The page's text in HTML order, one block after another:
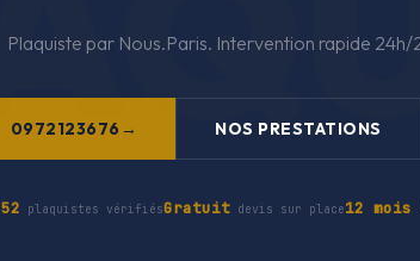
Plaquiste par Nous.Paris. Intervention rapide 24h/
0972123676 NOS PRESTATIONS
52 plaquistes vérifiésGratuit devis sur place12 mois